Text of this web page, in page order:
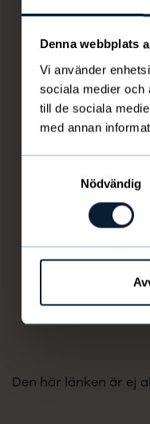
Denna webbplats
Vi använder
sociala medier och
till de sociala
med annan
Nödvändig
Den här länken är ej